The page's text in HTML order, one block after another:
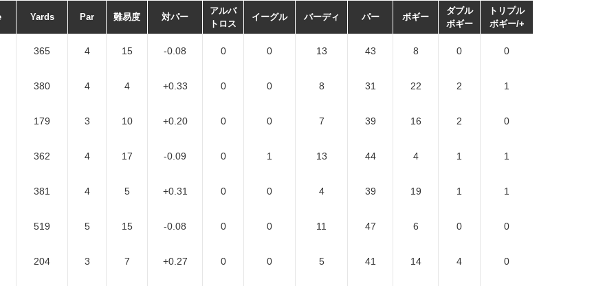
Yards Par 難易度 対パー
アルバ
トロス
イーグル バーディ パー ボギー
ダブル
ボギー
トリプル
ボギー/+
365 4 15 -0.08 0 0 13 43 8 0 0
380 4 4 +0.33 0 0 8 31 22 2 1
179 3 10 +0.20 0 0 7 39 16 2 0
362 4 17 -0.09 0 1 13 44 4 1 1
381 4 5 +0.31 0 0 4 39 19 1 1
519 5 15 -0.08 0 0 11 47 6 0 0
204 3 7 +0.27 0 0 5 41 14 4 0